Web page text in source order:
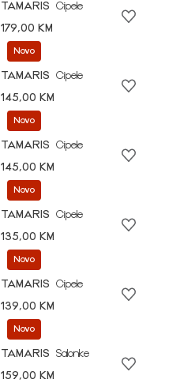
TAMARIS
Cipele
179,00 KM
Novo
TAMARIS
Cipele
145,00 KM
Novo
TAMARIS
Cipele
145,00 KM
Novo
TAMARIS
Cipele
135,00 KM
Novo
TAMARIS
Cipele
139,00 KM
Novo
TAMARIS
Salonke
159,00 KM